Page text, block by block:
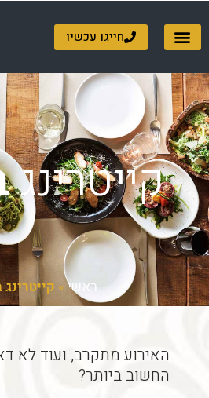
חייגו עכשיו
קייטרינג
ראשי»
האירוע מתקרב, ועוד לא
החשוב ביותר?